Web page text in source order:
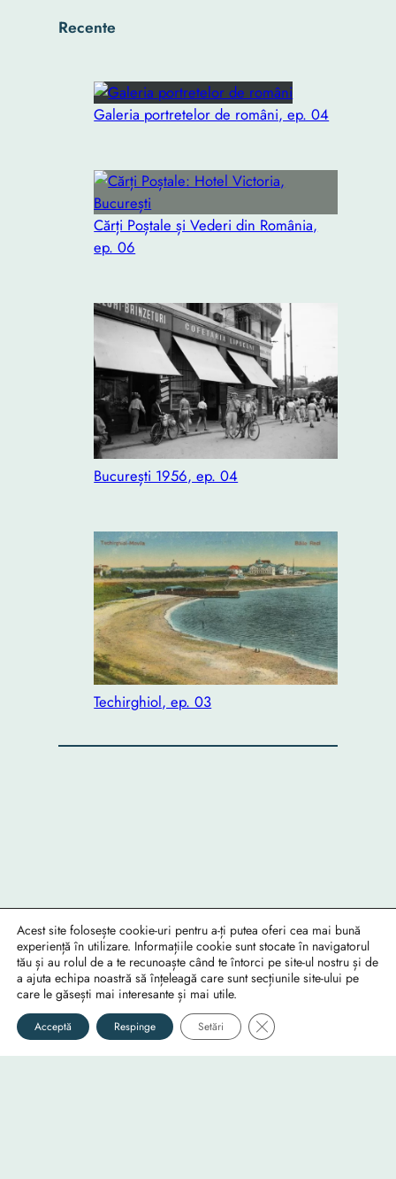
Recente
Galeria portretelor de români, ep. 04
Cărți Poștale și Vederi din România,
ep. 06
București 1956, ep. 04
Techirghiol, ep. 03
Foto
Fotografii
Video
Documentare
Audio
Muzică
Info
Despre
Echipa
…
Utile
Confidențialitate
Cookie-uri
Contact Us
Social
RO-mondo's Youtube channel
Acest site folosește cookie-uri pentru a-ți putea oferi cea mai bună
experiență în utilizare. Informațiile cookie sunt stocate în navigatorul
tău și au rolul de a te recunoaște când te întorci pe site-ul nostru și de
a ajuta echipa noastră să înțeleagă care sunt secțiunile site-ului pe
care le găsești mai interesante și mai utile.
Acceptă Respinge Setări Close GDPR Cookie